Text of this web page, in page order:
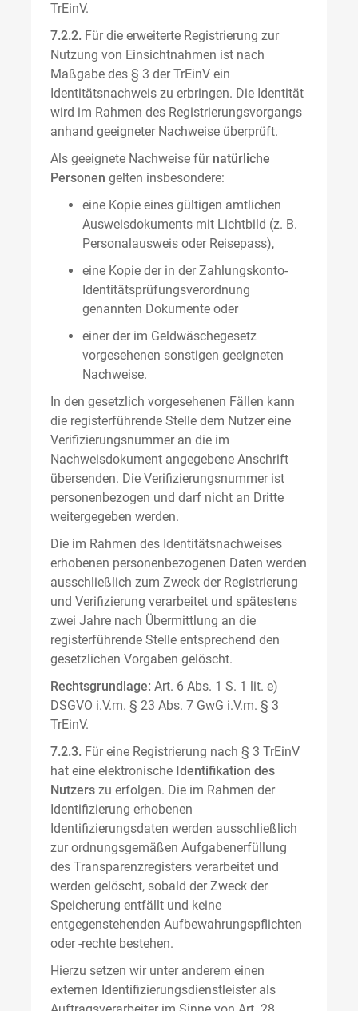
TrEinV.
7.2.2. Für die erweiterte Registrierung zur
Nutzung von Einsichtnahmen ist nach
Maßgabe des § 3 der TrEinV ein
Identitätsnachweis zu erbringen. Die Identität
wird im Rahmen des Registrierungsvorgangs
anhand geeigneter Nachweise überprüft.
Als geeignete Nachweise für natürliche
Personen gelten insbesondere:
eine Kopie eines gültigen amtlichen
Ausweisdokuments mit Lichtbild (z. B.
Personalausweis oder Reisepass),
eine Kopie der in der Zahlungskonto-
Identitätsprüfungsverordnung
genannten Dokumente oder
einer der im Geldwäschegesetz
vorgesehenen sonstigen geeigneten
Nachweise.
In den gesetzlich vorgesehenen Fällen kann
die registerführende Stelle dem Nutzer eine
Verifizierungsnummer an die im
Nachweisdokument angegebene Anschrift
übersenden. Die Verifizierungsnummer ist
personenbezogen und darf nicht an Dritte
weitergegeben werden.
Die im Rahmen des Identitätsnachweises
erhobenen personenbezogenen Daten werden
ausschließlich zum Zweck der Registrierung
und Verifizierung verarbeitet und spätestens
zwei Jahre nach Übermittlung an die
registerführende Stelle entsprechend den
gesetzlichen Vorgaben gelöscht.
Rechtsgrundlage: Art. 6 Abs. 1 S. 1 lit. e)
DSGVO i.V.m. § 23 Abs. 7 GwG i.V.m. § 3
TrEinV.
7.2.3. Für eine Registrierung nach § 3 TrEinV
hat eine elektronische Identifikation des
Nutzers zu erfolgen. Die im Rahmen der
Identifizierung erhobenen
Identifizierungsdaten werden ausschließlich
zur ordnungsgemäßen Aufgabenerfüllung
des Transparenzregisters verarbeitet und
werden gelöscht, sobald der Zweck der
Speicherung entfällt und keine
entgegenstehenden Aufbewahrungspflichten
oder -rechte bestehen.
Hierzu setzen wir unter anderem einen
externen Identifizierungsdienstleister als